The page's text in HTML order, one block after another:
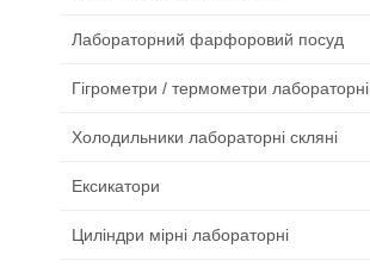
Лабораторний фарфоровий посуд
Гігрометри / термометри лабораторні
Холодильники лабораторні скляні
Ексикатори
Циліндри мірні лабораторні